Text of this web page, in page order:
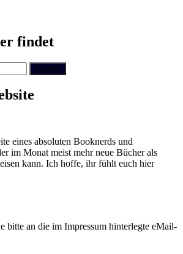
findet
eines absoluten Booknerds und
im Monat meist mehr neue Bücher als
kann. Ich hoffe, ihr fühlt euch hier
bitte an die im Impressum hinterlegte eMail-